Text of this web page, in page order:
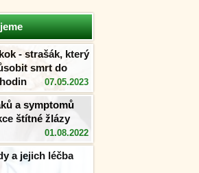
- strašák, který
smrt do
07.05.2023
a symptomů
štítné žlázy
01.08.2022
a jejich léčba